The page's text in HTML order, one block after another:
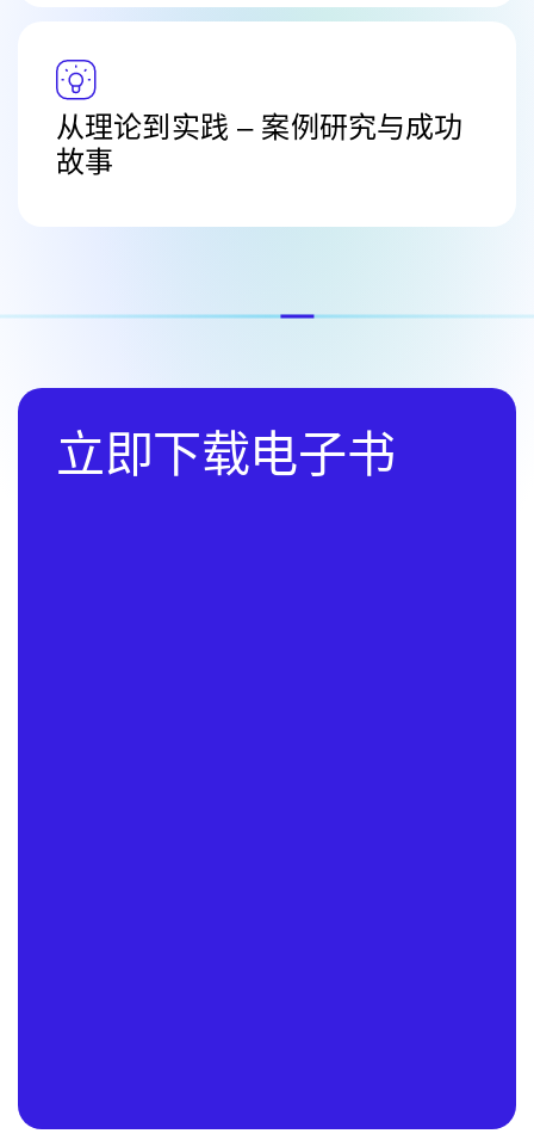
从理论到实践 – 案例研究与成功
故事
立即下载电子书